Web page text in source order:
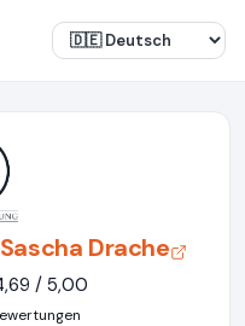
Drache
/ 5,00